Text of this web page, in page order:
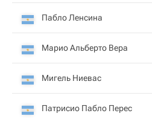
Пабло Ленсина
Марио Альберто Вера
Мигель Ниевас
Патрисио Пабло Перес